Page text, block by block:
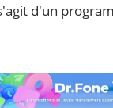
d'un